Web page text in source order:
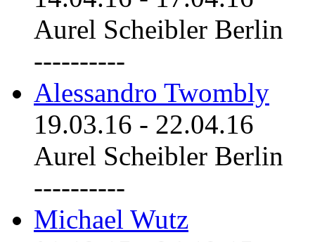
Aurel Scheibler Berlin
----------
Alessandro Twombly
19.03.16 - 22.04.16
Aurel Scheibler Berlin
----------
Michael Wutz